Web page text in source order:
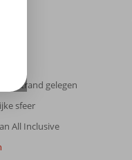
het strand gelegen
sfeer
All Inclusive